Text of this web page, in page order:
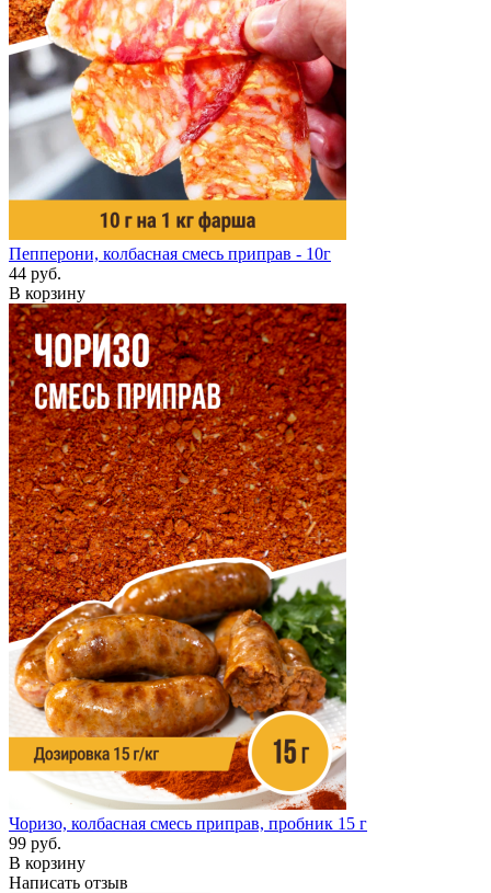
Пепперони, колбасная смесь приправ - 10г
44 руб.
В корзину
Чоризо, колбасная смесь приправ, пробник 15 г
99 руб.
В корзину
Написать отзыв